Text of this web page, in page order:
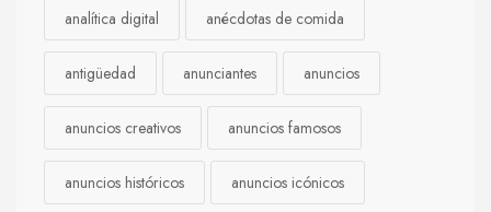
analítica digital anécdotas de comida
antigüedad anunciantes anuncios
anuncios creativos anuncios famosos
anuncios históricos anuncios icónicos